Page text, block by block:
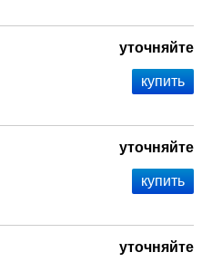
уточняйте
уточняйте
уточняйте